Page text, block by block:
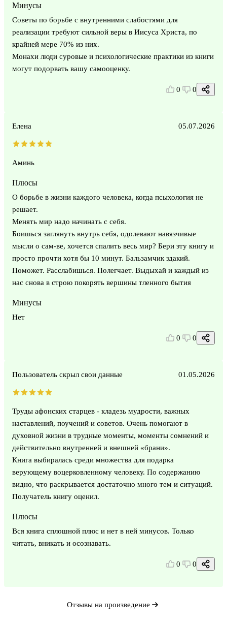
Минусы
Советы по борьбе с внутренними слабостями для
реализации требуют сильной веры в Иисуса Христа, по
крайней мере 70% из них.
Монахи люди суровые и психологические практики из книги
могут подорвать вашу самооценку.
0 0
Елена 05.07.2026
Аминь
Плюсы
О борьбе в жизни каждого человека, когда псыхология не
решает.
Менять мир надо начинать с себя.
Боишься заглянуть внутрь себя, одолевают навязчивые
мысли о сам-ве, хочется спалить весь мир? Бери эту книгу и
просто прочти хотя бы 10 минут. Бальзамчик эдакий.
Поможет. Расслабишься. Полегчает. Выдыхай и каждый из
нас снова в строю покорять вершины тленного бытия
Минусы
Нет
0 0
Пользователь скрыл свои данные 01.05.2026
Труды афонских старцев - кладезь мудрости, важных
наставлений, поучений и советов. Очень помогают в
духовной жизни в трудные моменты, моменты сомнений и
действительно внутренней и внешней «брани».
Книга выбиралась среди множества для подарка
верующему воцерковленному человеку. По содержанию
видно, что раскрывается достаточно много тем и ситуаций.
Получатель книгу оценил.
Плюсы
Вся книга сплошной плюс и нет в ней минусов. Только
читать, вникать и осознавать.
0 0
Отзывы на произведение